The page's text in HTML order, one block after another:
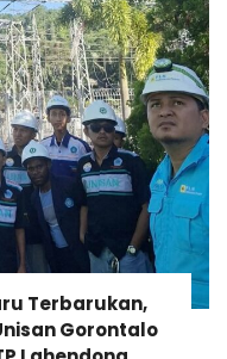
Terbarukan,
Gorontalo